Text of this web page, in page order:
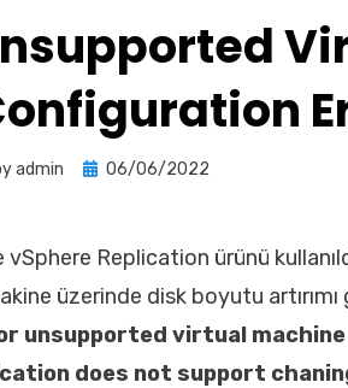
admin
Posted
06/06/2022
Replication ürünü
üzerinde disk boyutu
unsupported virtual machine
does not support